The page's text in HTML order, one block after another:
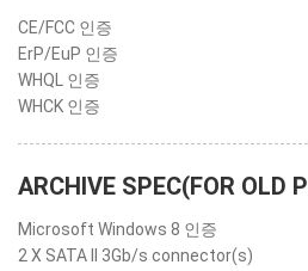
CE/FCC 인증
ErP/EuP 인증
WHQL 인증
WHCK 인증
ARCHIVE SPEC(FOR OLD
Microsoft Windows 8 인증
2 X SATA II 3Gb/s connector(s)